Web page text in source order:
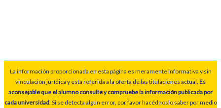
La información proporcionada en esta página es meramente informativa y sin
vinculación jurídica y está referida a la oferta de las titulaciones actual. Es
aconsejable que el alumno consulte y compruebe la información publicada por
cada universidad. Si se detecta algún error, por favor hacédnoslo saber por medio